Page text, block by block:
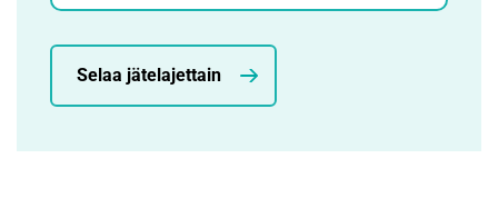
Selaa jätelajettain